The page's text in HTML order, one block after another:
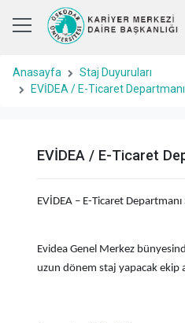
Anasayfa
Staj Duyuruları
EVİDEA / E-Ticaret
EVİDEA / E-Ticaret
EVİDEA – E-Ticaret
Evidea Genel Merkez
uzun dönem staj yapacak ekip